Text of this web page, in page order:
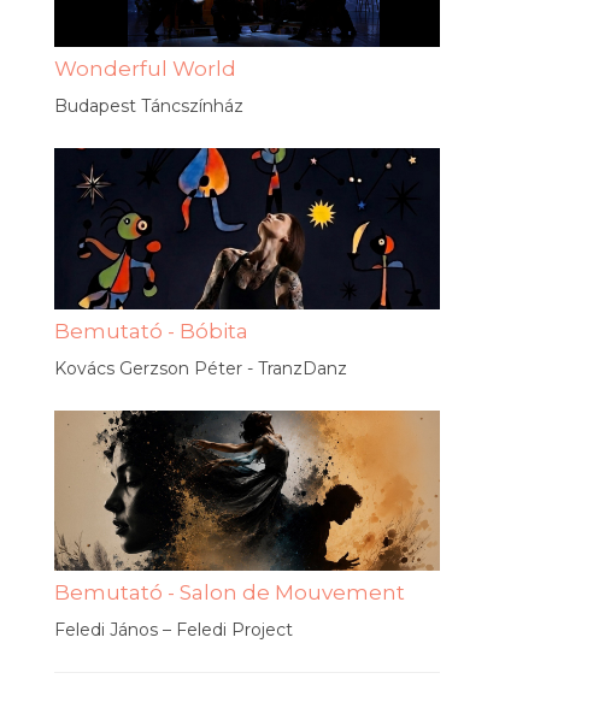
Wonderful World
Budapest Táncszínház
Bemutató - Bóbita
Kovács Gerzson Péter - TranzDanz
Bemutató - Salon de Mouvement
Feledi János – Feledi Project